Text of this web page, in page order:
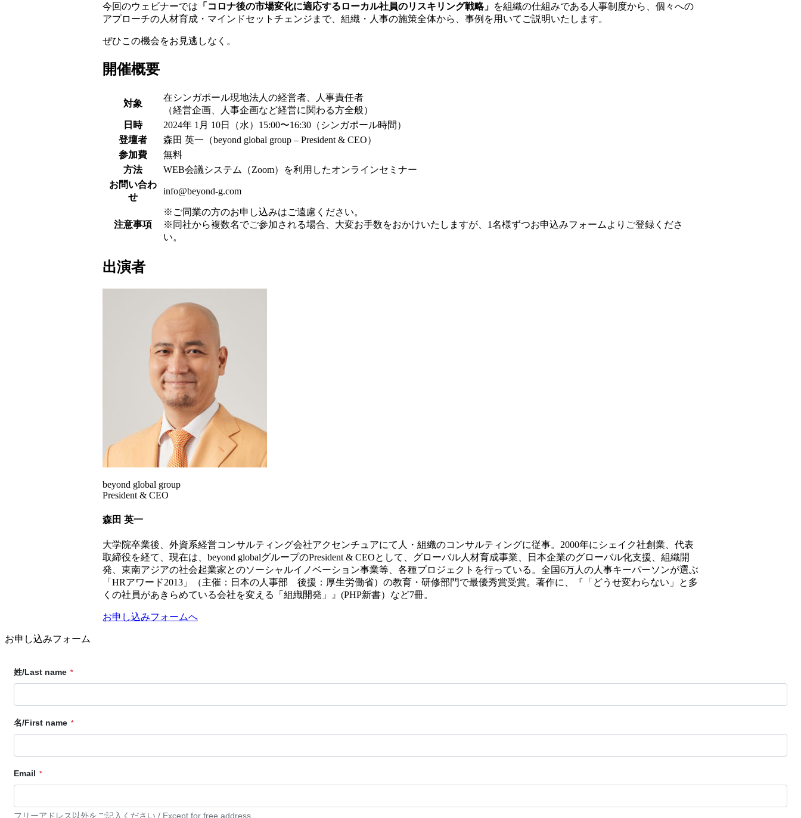
今回のウェビナーでは 「コロナ後の市場変化に適応するローカル社員のリスキリング戦略」 を組織の仕組みである人事制度から、個々への
アプローチの人材育成・マインドセットチェンジまで、組織・人事の施策全体から、事例を用いてご説明いたします。
ぜひこの機会をお見逃しなく。
開催概要
対象
在シンガポール現地法人の経営者、人事責任者
（経営企画、人事企画など経営に関わる方全般）
日時
2024年 1月 10日（水）15:00〜16:30（シンガポール時間）
登壇者
森田 英一（beyond global group – President & CEO）
参加費
無料
方法
WEB会議システム（Zoom）を利用したオンラインセミナー
お問い合わ
せ
info@beyond-g.com
注意事項
※ご同業の方のお申し込みはご遠慮ください。
※同社から複数名でご参加される場合、大変お手数をおかけいたしますが、1名様ずつお申込みフォームよりご登録くださ
い。
出演者
beyond global group
President & CEO
森田 英一
大学院卒業後、外資系経営コンサルティング会社アクセンチュアにて人・組織のコンサルティングに従事。2000年にシェイク社創業、代表
取締役を経て、現在は、beyond globalグループのPresident & CEOとして、グローバル人材育成事業、日本企業のグローバル化支援、組織開
発、東南アジアの社会起業家とのソーシャルイノベーション事業等、各種プロジェクトを行っている。全国6万人の人事キーパーソンが選ぶ
「HRアワード2013」（主催：日本の人事部 後援：厚生労働省）の教育・研修部門で最優秀賞受賞。著作に、『「どうせ変わらない」と多
くの社員があきらめている会社を変える「組織開発」』(PHP新書）など7冊。
お申し込みフォームへ
お申し込みフォーム